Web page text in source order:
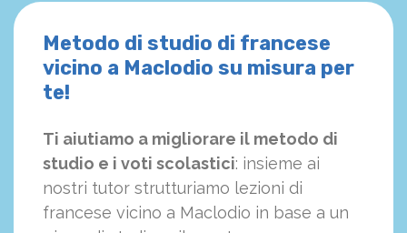
Metodo di studio di francese
vicino a Maclodio su misura per
te!
Ti aiutiamo a migliorare il metodo di
studio e i voti scolastici: insieme ai
nostri tutor strutturiamo lezioni di
francese vicino a Maclodio in base a un